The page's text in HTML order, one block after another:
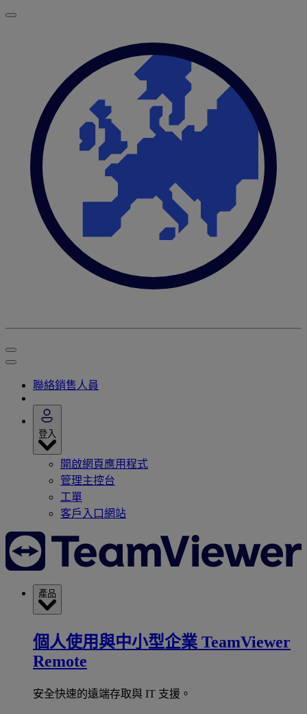
聯絡銷售人員
登入
開啟網頁應用程式
管理主控台
工單
客戶入口網站
產品
個人使用與中小型企業 TeamViewer
Remote
安全快速的遠端存取與 IT 支援。